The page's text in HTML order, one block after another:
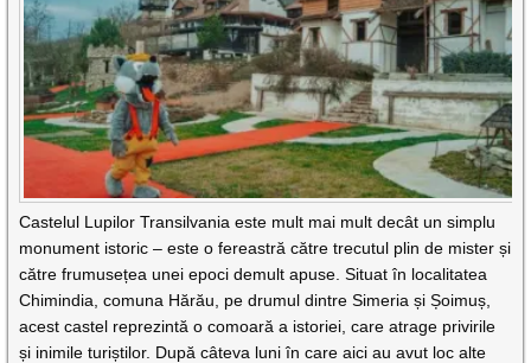
Castelul Lupilor Transilvania este mult mai mult decât un simplu
monument istoric – este o fereastră către trecutul plin de mister și
către frumusețea unei epoci demult apuse. Situat în localitatea
Chimindia, comuna Hărău, pe drumul dintre Simeria și Șoimuș,
acest castel reprezintă o comoară a istoriei, care atrage privirile
și inimile turiștilor. După câteva luni în care aici au avut loc alte